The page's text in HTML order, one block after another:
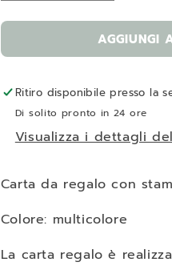
quantità
per
da
fattoria
quantità
per
Carta
da
fattoria
AGGIUNGI
Ritiro disponibile presso la
Di solito pronto in 24 ore
Visualizza i dettagli
Carta da regalo con
Colore: multicolore
La carta regalo è